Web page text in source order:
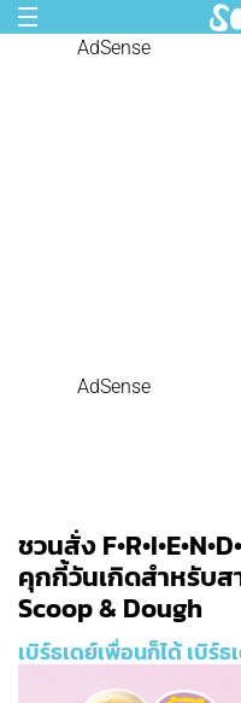
AdSense
AdSense
ชวนสั่ง
คุกกี้วันเกิดสำหรับ
Scoop & Dough
เบิร์ธเดย์เพื่อนก็ได้ เบิร์